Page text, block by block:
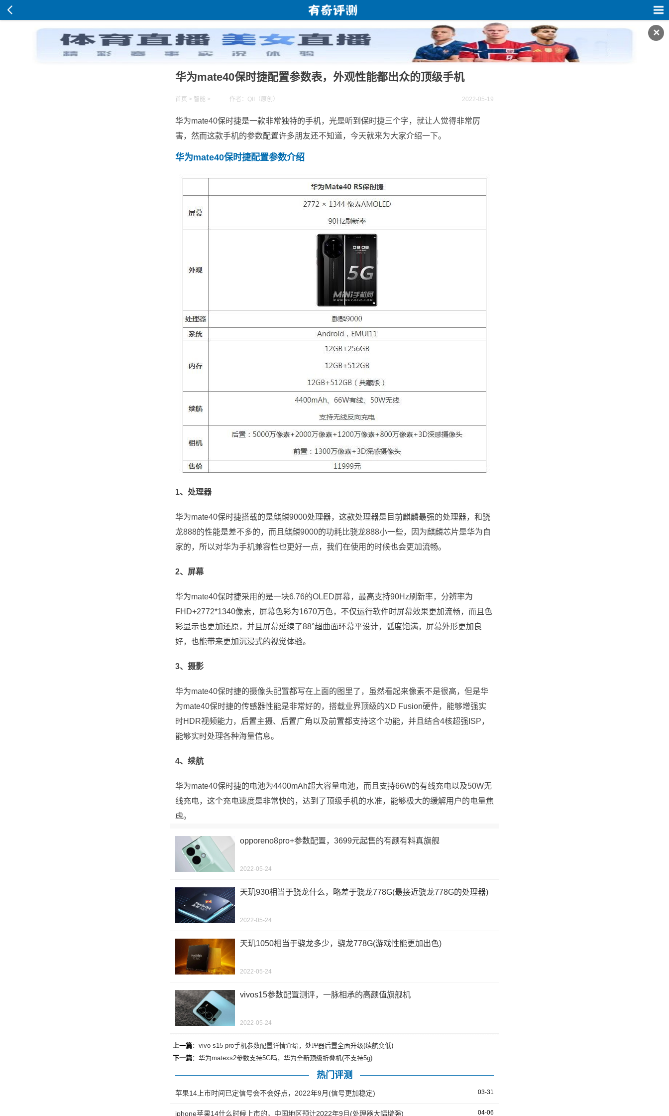
✕
华为mate40保时捷配置参数表，外观性能都出众的顶级手机
首页 > 智能 > 作者：QII（原创） 2022-05-19
华为mate40保时捷是一款非常独特的手机，光是听到保时捷三个字，就让人觉得非常厉
害，然而这款手机的参数配置许多朋友还不知道，今天就来为大家介绍一下。
华为mate40保时捷配置参数介绍
1、处理器
华为mate40保时捷搭载的是麒麟9000处理器，这款处理器是目前麒麟最强的处理器，和骁
龙888的性能是差不多的，而且麒麟9000的功耗比骁龙888小一些，因为麒麟芯片是华为自
家的，所以对华为手机兼容性也更好一点，我们在使用的时候也会更加流畅。
2、屏幕
华为mate40保时捷采用的是一块6.76的OLED屏幕，最高支持90Hz刷新率，分辨率为
FHD+2772*1340像素，屏幕色彩为1670万色，不仅运行软件时屏幕效果更加流畅，而且色
彩显示也更加还原，并且屏幕延续了88°超曲面环幕平设计，弧度饱满，屏幕外形更加良
好，也能带来更加沉浸式的视觉体验。
3、摄影
华为mate40保时捷的摄像头配置都写在上面的图里了，虽然看起来像素不是很高，但是华
为mate40保时捷的传感器性能是非常好的，搭载业界顶级的XD Fusion硬件，能够增强实
时HDR视频能力，后置主摄、后置广角以及前置都支持这个功能，并且结合4核超强ISP，
能够实时处理各种海量信息。
4、续航
华为mate40保时捷的电池为4400mAh超大容量电池，而且支持66W的有线充电以及50W无
线充电，这个充电速度是非常快的，达到了顶级手机的水准，能够极大的缓解用户的电量焦
虑。
opporeno8pro+参数配置，3699元起售的有颜有料真旗舰
2022-05-24
天玑930相当于骁龙什么，略差于骁龙778G(最接近骁龙778G的处理器)
2022-05-24
天玑1050相当于骁龙多少，骁龙778G(游戏性能更加出色)
2022-05-24
vivos15参数配置测评，一脉相承的高颜值旗舰机
2022-05-24
上一篇： vivo s15 pro手机参数配置详情介绍，处理器后置全面升级(续航变低)
下一篇： 华为matexs2参数支持5G吗，华为全新顶级折叠机(不支持5g)
热门评测
苹果14上市时间已定信号会不会好点，2022年9月(信号更加稳定) 03-31
iphone苹果14什么时候上市的，中国地区预计2022年9月(处理器大幅增强) 04-06